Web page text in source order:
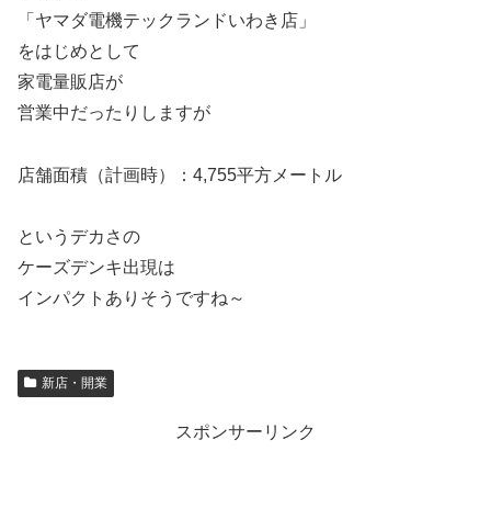
「ヤマダ電機テックランドいわき店」
をはじめとして
家電量販店が
営業中だったりしますが
店舗面積（計画時）：4,755平方メートル
というデカさの
ケーズデンキ出現は
インパクトありそうですね～
新店・開業
スポンサーリンク